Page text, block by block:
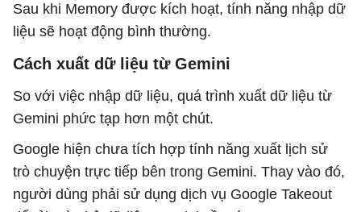
Sau khi Memory được kích hoạt, tính năng nhập dữ
liệu sẽ hoạt động bình thường.
Cách xuất dữ liệu từ Gemini
So với việc nhập dữ liệu, quá trình xuất dữ liệu từ
Gemini phức tạp hơn một chút.
Google hiện chưa tích hợp tính năng xuất lịch sử
trò chuyện trực tiếp bên trong Gemini. Thay vào đó,
người dùng phải sử dụng dịch vụ Google Takeout